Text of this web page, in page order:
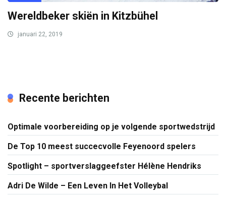
Wereldbeker skiën in Kitzbühel
januari 22, 2019
Recente berichten
Optimale voorbereiding op je volgende sportwedstrijd
De Top 10 meest succecvolle Feyenoord spelers
Spotlight – sportverslaggeefster Hélène Hendriks
Adri De Wilde – Een Leven In Het Volleybal